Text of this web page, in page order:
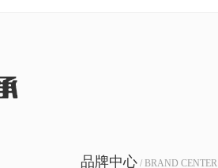
品牌中心/ BRAND CENTER